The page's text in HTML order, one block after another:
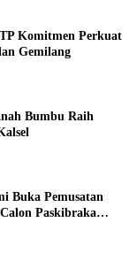
Komitmen Perkuat
Gemilang
Bumbu Raih
Buka Pemusatan
Paskibraka